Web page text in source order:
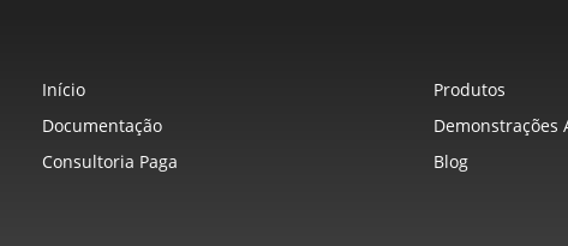
Início Produtos
Documentação
Demonstrações
Consultoria Paga
Blog